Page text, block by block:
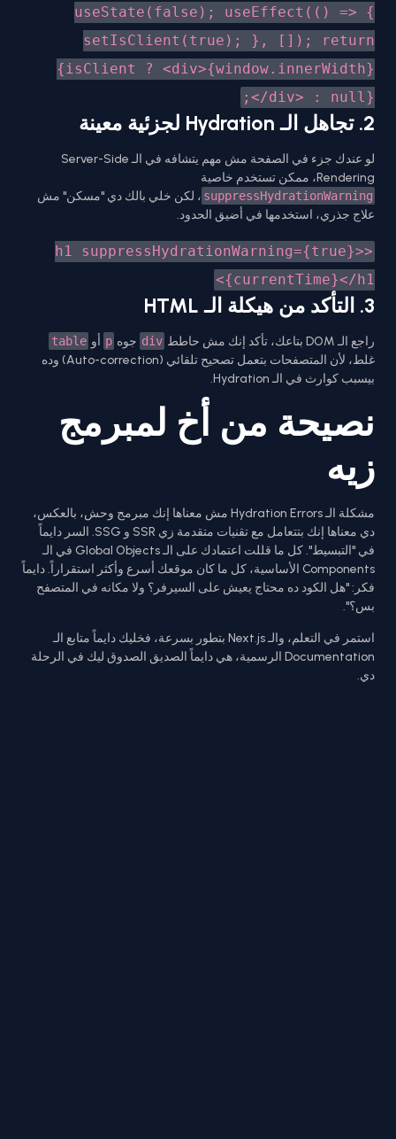
useState(false);
useEffect(() => {
setIsClient(true);
}, []);
return
{isClient ? <div>{window.innerWidth}
</div> : null};
2. تجاهل الـ Hydration لجزئية معينة
لو عندك جزء في الصفحة مش مهم يتشافه في الـ Server-Side
Rendering، ممكن تستخدم خاصية
suppressHydrationWarning ، لكن خلي بالك دي "مسكن" مش
علاج جذري، استخدمها في أضيق الحدود.
<h1 suppressHydrationWarning={true}>
{currentTime}</h1>
3. التأكد من هيكلة الـ HTML
راجع الـ DOM بتاعك، تأكد إنك مش حاطط div جوه p أو table
غلط، لأن المتصفحات بتعمل تصحيح تلقائي (Auto-correction) وده
بيسبب كوارث في الـ Hydration.
نصيحة من أخ لمبرمج
زيه
مشكلة الـ Hydration Errors مش معناها إنك مبرمج وحش، بالعكس،
دي معناها إنك بتتعامل مع تقنيات متقدمة زي SSR و SSG. السر دايماً
في "التبسيط". كل ما قللت اعتمادك على الـ Global Objects في الـ
Components الأساسية، كل ما كان موقعك أسرع وأكثر استقراراً. دايماً
فكر: "هل الكود ده محتاج يعيش على السيرفر؟ ولا مكانه في المتصفح
بس؟".
استمر في التعلم، والـ Next.js بتطور بسرعة، فخليك دايماً متابع الـ
Documentation الرسمية، هي دايماً الصديق الصدوق ليك في الرحلة
دي.